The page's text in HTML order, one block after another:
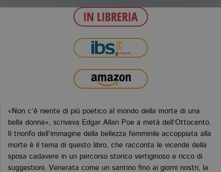
«Non c’è niente di più poetico al mondo della morte di una
bella donna», scriveva Edgar Allan Poe a metà dell’Ottocento.
Il trionfo dell’immagine della bellezza femminile accoppiata alla
morte è il tema di questo libro, che racconta le vicende della
sposa cadavere in un percorso storico vertiginoso e ricco di
suggestioni. Venerata come un santino fino ai giorni nostri, la